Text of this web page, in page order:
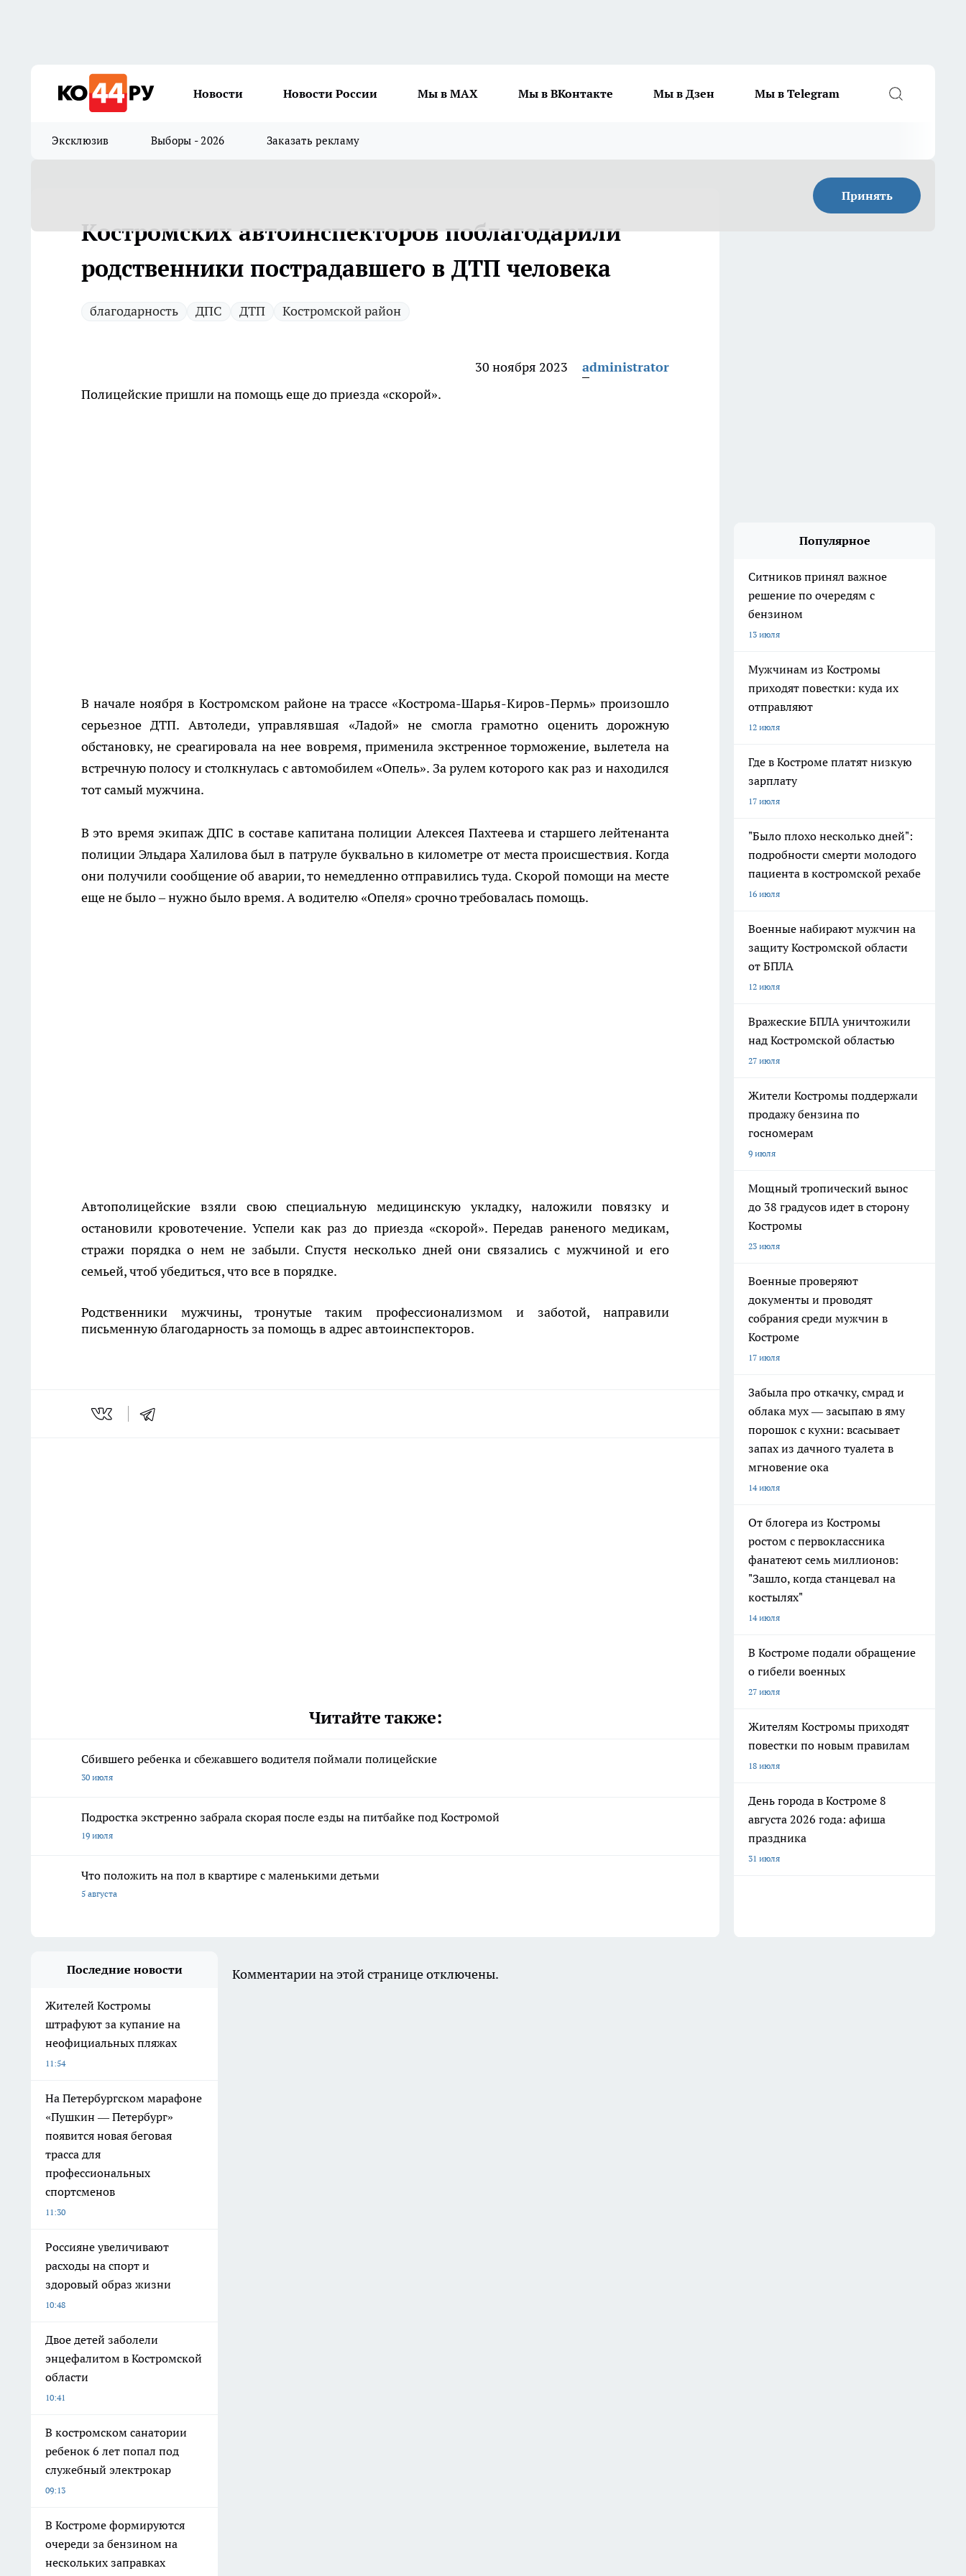
Новости Новости России Мы в MAX Мы в ВКонтакте Мы в Дзен Мы в Telegram
Эксклюзив Выборы - 2026 Заказать рекламу
Принять
Костромских автоинспекторов поблагодарили
родственники пострадавшего в ДТП человека
благодарность ДПС ДТП Костромской район
30 ноября 2023
administrator
Полицейские пришли на помощь еще до приезда «скорой».
В начале ноября в Костромском районе на трассе «Кострома-Шарья-Киров-Пермь» произошло
серьезное ДТП. Автоледи, управлявшая «Ладой» не смогла грамотно оценить дорожную
обстановку, не среагировала на нее вовремя, применила экстренное торможение, вылетела на
встречную полосу и столкнулась с автомобилем «Опель». За рулем которого как раз и находился
тот самый мужчина.
В это время экипаж ДПС в составе капитана полиции Алексея Пахтеева и старшего лейтенанта
полиции Эльдара Халилова был в патруле буквально в километре от места происшествия. Когда
они получили сообщение об аварии, то немедленно отправились туда. Скорой помощи на месте
еще не было – нужно было время. А водителю «Опеля» срочно требовалась помощь.
Автополицейские взяли свою специальную медицинскую укладку, наложили повязку и
остановили кровотечение. Успели как раз до приезда «скорой». Передав раненого медикам,
стражи порядка о нем не забыли. Спустя несколько дней они связались с мужчиной и его
семьей, чтоб убедиться, что все в порядке.
Родственники мужчины, тронутые таким профессионализмом и заботой, направили
письменную благодарность за помощь в адрес автоинспекторов.
Читайте также:
Сбившего ребенка и сбежавшего водителя поймали полицейские
30 июля
Подростка экстренно забрала скорая после езды на питбайке под Костромой
19 июля
Что положить на пол в квартире с маленькими детьми
5 августа
Популярное
Ситников принял важное
решение по очередям с
бензином
13 июля
Мужчинам из Костромы
приходят повестки: куда их
отправляют
12 июля
Где в Костроме платят низкую
зарплату
17 июля
"Было плохо несколько дней":
подробности смерти молодого
пациента в костромской рехабе
16 июля
Военные набирают мужчин на
защиту Костромской области
от БПЛА
12 июля
Вражеские БПЛА уничтожили
над Костромской областью
27 июля
Жители Костромы поддержали
продажу бензина по
госномерам
9 июля
Мощный тропический вынос
до 38 градусов идет в сторону
Костромы
23 июля
Военные проверяют
документы и проводят
собрания среди мужчин в
Костроме
17 июля
Забыла про откачку, смрад и
облака мух — засыпаю в яму
порошок с кухни: всасывает
запах из дачного туалета в
мгновение ока
14 июля
От блогера из Костромы
ростом с первоклассника
фанатеют семь миллионов:
"Зашло, когда станцевал на
костылях"
14 июля
В Костроме подали обращение
о гибели военных
27 июля
Жителям Костромы приходят
повестки по новым правилам
18 июля
День города в Костроме 8
августа 2026 года: афиша
праздника
31 июля
Последние новости
Жителей Костромы
штрафуют за купание на
неофициальных пляжах
11:54
На Петербургском марафоне
«Пушкин — Петербург»
появится новая беговая
трасса для
профессиональных
спортсменов
11:30
Россияне увеличивают
расходы на спорт и
здоровый образ жизни
10:48
Двое детей заболели
энцефалитом в Костромской
области
10:41
В костромском санатории
ребенок 6 лет попал под
служебный электрокар
09:13
В Костроме формируются
очереди за бензином на
нескольких заправках
Комментарии на этой странице отключены.